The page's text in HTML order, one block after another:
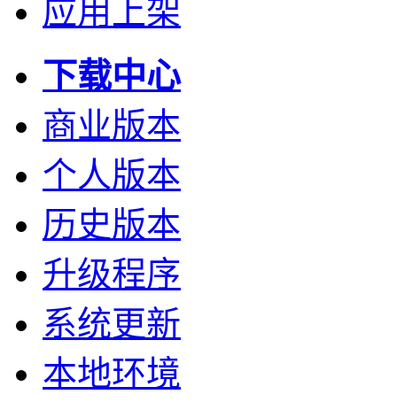
应用上架
下载中心
商业版本
个人版本
历史版本
升级程序
系统更新
本地环境